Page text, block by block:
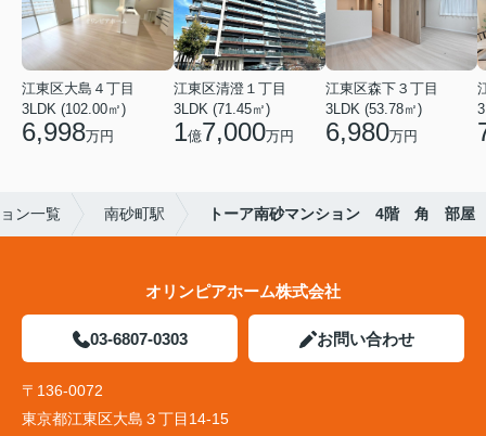
江東区大島４丁目
3LDK (102.00㎡)
6,998万円
江東区清澄１丁目
3LDK (71.45㎡)
1億7,000万円
江東区森下３丁目
3LDK (53.78㎡)
6,980万円
ン一覧 南砂町駅 トーア南砂マンション 4階 角 部屋
オリンピアホーム株式会社
03-6807-0303 お問い合わせ
〒136-0072
東京都江東区大島３丁目14-15